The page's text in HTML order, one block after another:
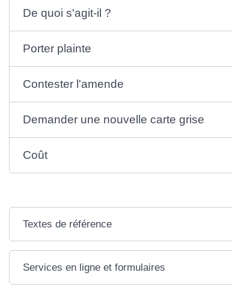
De quoi s'agit-il ?
Porter plainte
Contester l'amende
Demander une nouvelle carte grise
Coût
Textes de référence
Services en ligne et formulaires